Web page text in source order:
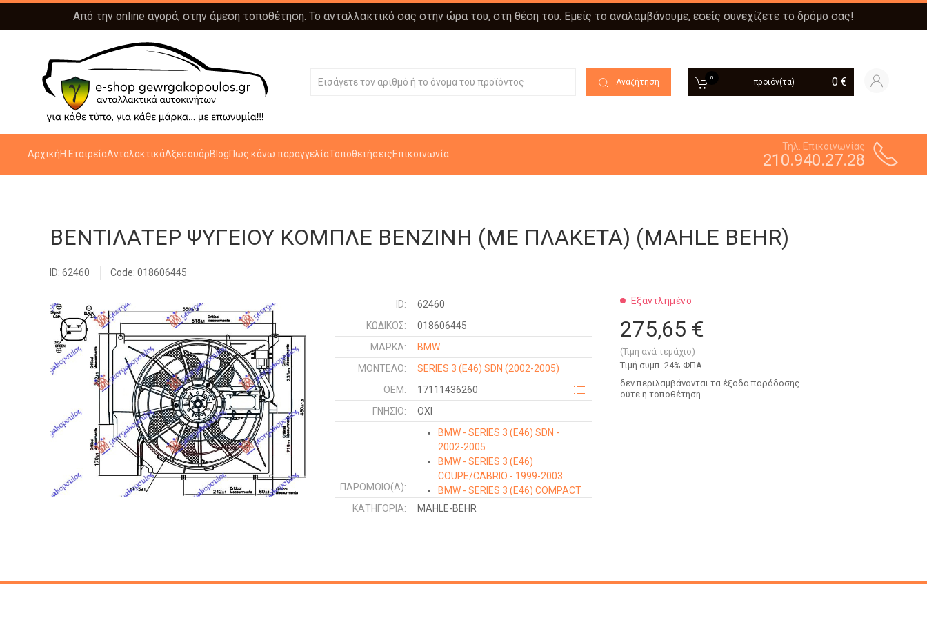
Από την online αγορά, στην άμεση τοποθέτηση. Το ανταλλακτικό σας στην ώρα του, στη θέση του. Εμείς το αναλαμβάνουμε, εσείς συνεχίζετε το δρόμο σας!
Αναζήτηση 0 προϊόν(τα) 0 €
ΑρχικήΗ ΕταιρείαΑνταλακτικάΑξεσουάρBlogΠως κάνω παραγγελίαΤοποθετήσειςΕπικοινωνία
Τηλ. Επικοινωνίας
210.940.27.28
ΒΕΝΤΙΛΑΤΕΡ ΨΥΓΕΙΟΥ ΚΟΜΠΛΕ ΒΕΝΖΙΝΗ (ΜΕ ΠΛΑΚΕΤΑ) (MAHLE BEHR)
ID: 62460 Code: 018606445
ID:
62460
ΚΩΔΙΚΌΣ:
018606445
ΜΑΡΚΑ:
BMW
ΜΟΝΤΕΛΟ:
SERIES 3 (E46) SDN (2002-2005)
OEM:
17111436260
ΓΝΉΣΙΟ:
ΟΧΙ
ΠΑΡΌΜΟΙΟ(Α):
BMW - SERIES 3 (E46) SDN -
2002-2005
BMW - SERIES 3 (E46)
COUPE/CABRIO - 1999-2003
BMW - SERIES 3 (E46) COMPACT
- 2001-2005
ΚΑΤΗΓΟΡΊΑ: MAHLE-BEHR
Εξαντλημένο
275,65 €
(Τιμή ανά τεμάχιο)
Tιμή συμπ. 24% ΦΠΑ
δεν περιλαμβάνονται τα έξοδα παράδοσης
ούτε η τοποθέτηση